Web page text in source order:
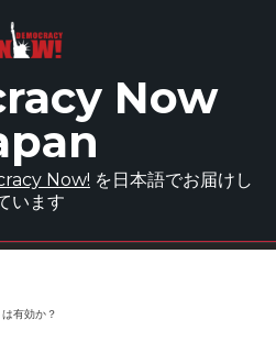
Now
Now! を日本語でお届けし
います
有効か？